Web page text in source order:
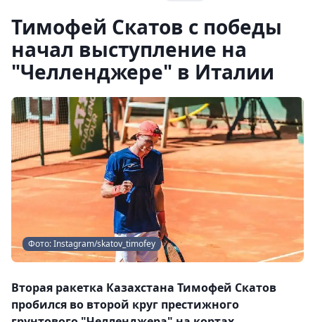
Тимофей Скатов с победы
начал выступление на
"Челленджере" в Италии
Фото: Instagram/skatov_timofey
Вторая ракетка Казахстана Тимофей Скатов
пробился во второй круг престижного